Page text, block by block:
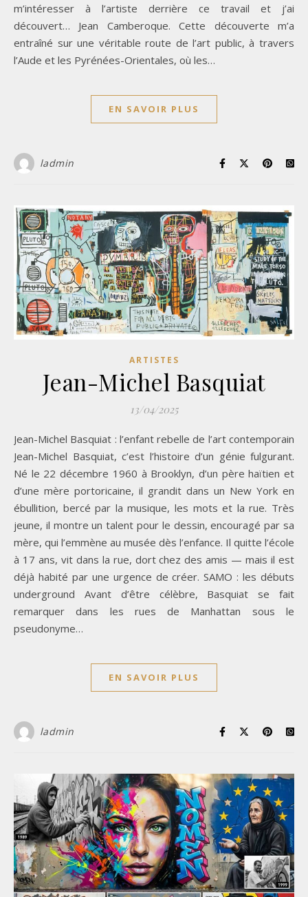
m’intéresser à l’artiste derrière ce travail et j’ai
découvert… Jean Camberoque. Cette découverte m’a
entraîné sur une véritable route de l’art public, à travers
l’Aude et les Pyrénées-Orientales, où les…
EN SAVOIR PLUS
ladmin
ARTISTES
Jean-Michel Basquiat
13/04/2025
Jean-Michel Basquiat : l’enfant rebelle de l’art contemporain
Jean-Michel Basquiat, c’est l’histoire d’un génie fulgurant.
Né le 22 décembre 1960 à Brooklyn, d’un père haïtien et
d’une mère portoricaine, il grandit dans un New York en
ébullition, bercé par la musique, les mots et la rue. Très
jeune, il montre un talent pour le dessin, encouragé par sa
mère, qui l’emmène au musée dès l’enfance. Il quitte l’école
à 17 ans, vit dans la rue, dort chez des amis — mais il est
déjà habité par une urgence de créer. SAMO : les débuts
underground Avant d’être célèbre, Basquiat se fait
remarquer dans les rues de Manhattan sous le
pseudonyme…
EN SAVOIR PLUS
ladmin